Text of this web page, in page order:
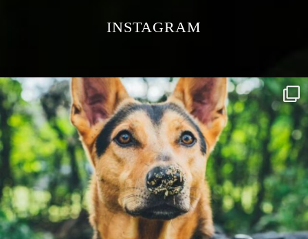
INSTAGRAM